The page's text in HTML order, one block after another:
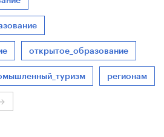
открытое_образование
регионам